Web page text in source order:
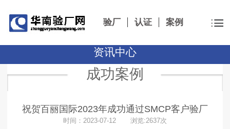
验厂 认证 案例
资讯中心
成功案例
祝贺百丽国际2023年成功通过SMCP客户验厂
时间：2023-07-12 浏览:2637次